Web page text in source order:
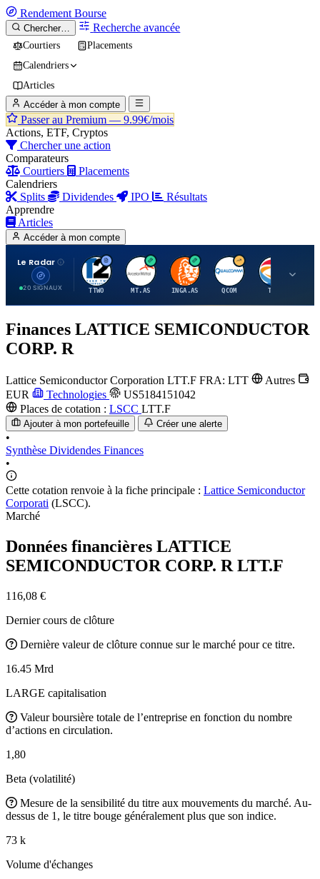
Rendement Bourse
Chercher… Recherche avancée
Courtiers
Placements
Calendriers
Articles
Accéder à mon compte
Passer au Premium — 9.99€/mois
Actions, ETF, Cryptos
Chercher une action
Comparateurs
Courtiers
Placements
Calendriers
Splits
Dividendes IPO
Résultats
Apprendre
Articles
Accéder à mon compte
Le Radar
20 SIGNAUX
T
TTWO
A
MT.AS
I
INGA.AS
Q
QCOM
T
TTE
Finances LATTICE SEMICONDUCTOR
CORP. R
Lattice Semiconductor Corporation LTT.F FRA: LTT
Autres
EUR
Technologies
US5184151042
Places de cotation : LSCC LTT.F
Ajouter à mon portefeuille Créer une alerte
•
Synthèse Dividendes Finances
•
Cette cotation renvoie à la fiche principale : Lattice Semiconductor
Corporati (LSCC).
Marché
Données financières LATTICE
SEMICONDUCTOR CORP. R LTT.F
116,08 €
Dernier cours de clôture
Dernière valeur de clôture connue sur le marché pour ce titre.
16.45 Mrd
LARGE capitalisation
Valeur boursière totale de l’entreprise en fonction du nombre
d’actions en circulation.
1,80
Beta (volatilité)
Mesure de la sensibilité du titre aux mouvements du marché. Au-
dessus de 1, le titre bouge généralement plus que son indice.
73 k
Volume d'échanges